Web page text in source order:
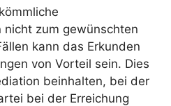
zum gewünschten
kann das Erkunden
von Vorteil sein. Dies
beinhalten, bei der
bei der Erreichung